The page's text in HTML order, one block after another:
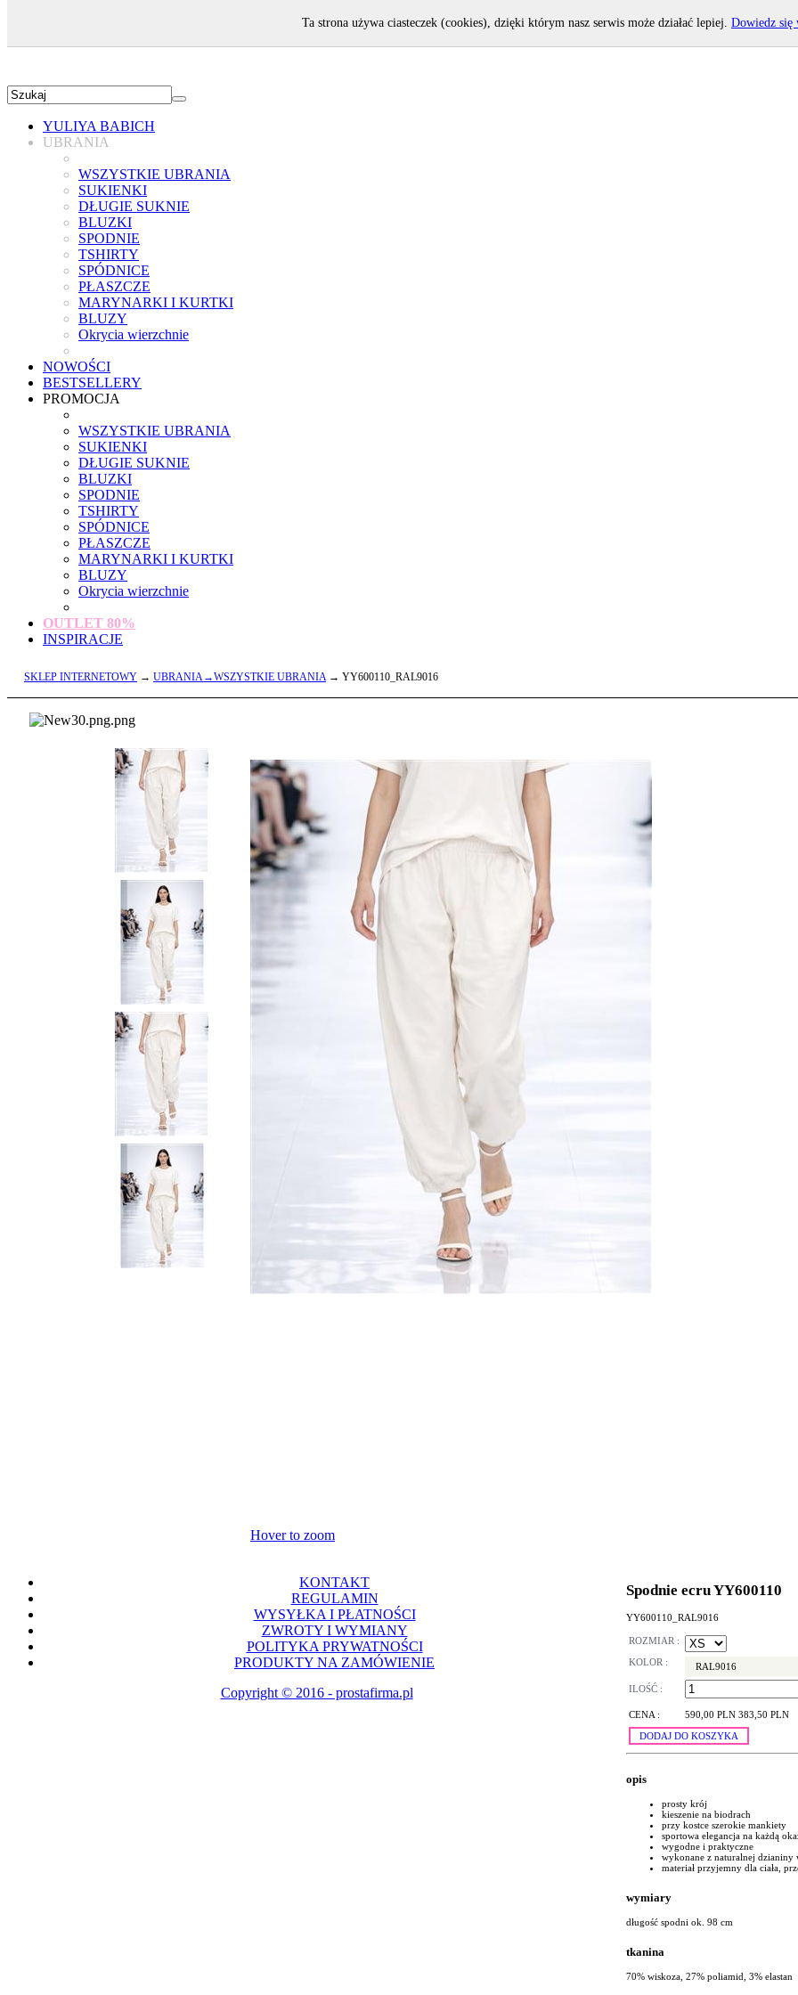
YULIYA BABICH
UBRANIA
WSZYSTKIE UBRANIA
SUKIENKI
DŁUGIE SUKNIE
BLUZKI
SPODNIE
TSHIRTY
SPÓDNICE
PŁASZCZE
MARYNARKI I KURTKI
BLUZY
Okrycia wierzchnie
NOWOŚCI
BESTSELLERY
PROMOCJA
WSZYSTKIE UBRANIA
SUKIENKI
DŁUGIE SUKNIE
BLUZKI
SPODNIE
TSHIRTY
SPÓDNICE
PŁASZCZE
MARYNARKI I KURTKI
BLUZY
Okrycia wierzchnie
OUTLET 80%
INSPIRACJE
SKLEP INTERNETOWY → UBRANIA→WSZYSTKIE UBRANIA→ YY600110_RAL9016
Hover to zoom
Spodnie ecru YY600110
YY600110_RAL9016
ROZMIAR :
KOLOR :
RAL9016
ILOŚĆ :
CENA : 590,00 PLN 383,50 PLN
DODAJ DO KOSZYKA
opis
prosty krój
kieszenie na biodrach
przy kostce szerokie mankiety
sportowa elegancja na każdą
wygodne i praktyczne
wykonane z naturalnej dzianiny
materiał przyjemny dla ciała,
wymiary
długość spodni ok. 98 cm
tkanina
70% wiskoza, 27% poliamid, 3% elastan
KONTAKT
REGULAMIN
WYSYŁKA I PŁATNOŚCI
ZWROTY I WYMIANY
POLITYKA PRYWATNOŚCI
PRODUKTY NA ZAMÓWIENIE
Copyright © 2016 - prostafirma.pl
Ta strona używa ciasteczek (cookies), dzięki którym nasz serwis może działać lepiej. Dowiedz się